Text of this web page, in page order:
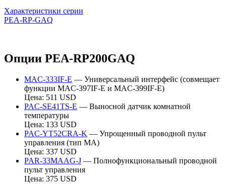
Характеристики серии
PEA-RP-GAQ
Опции PEA-RP200GAQ
MAC-333IF-E — Универсальный интерфейс (совмещает
функции MAC-397IF-E и MAC-399IF-E)
Цена: 511 USD
PAC-SE41TS-E — Выносной датчик комнатной
температуры
Цена: 133 USD
PAC-YT52CRA-K — Упрощенный проводной пульт
управления (тип МА)
Цена: 337 USD
PAR-33MAAG-J — Полнофункциональный проводной
пульт управления
Цена: 375 USD